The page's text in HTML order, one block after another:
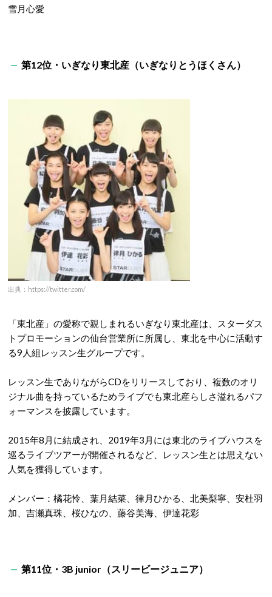
雪月心愛
第12位・いぎなり東北産（いぎなりとうほくさん）
出典：https://twitter.com/
「東北産」の愛称で親しまれるいぎなり東北産は、スターダス
トプロモーションの仙台営業所に所属し、東北を中心に活動す
る9人組レッスン生グループです。
レッスン生でありながらCDをリリースしており、複数のオリ
ジナル曲を持っているためライブでも東北産らしさ溢れるパフ
ォーマンスを披露しています。
2015年8月に結成され、2019年3月には東北のライブハウスを
巡るライブツアーが開催されるなど、レッスン生とは思えない
人気を獲得しています。
メンバー：橘花怜、葉月結菜、律月ひかる、北美梨寧、安杜羽
加、吉瀬真珠、桜ひなの、藤谷美海、伊達花彩
第11位・3B junior（スリービージュニア）